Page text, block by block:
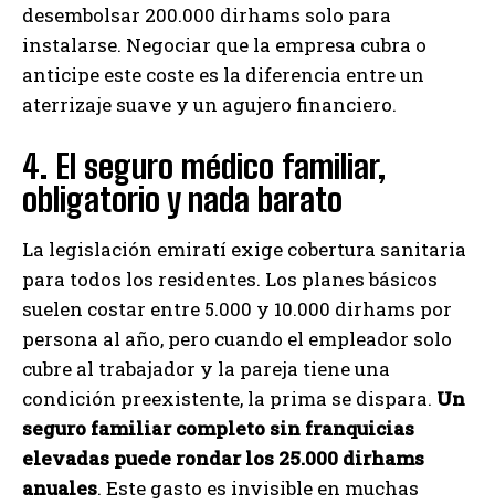
desembolsar 200.000 dirhams solo para
instalarse. Negociar que la empresa cubra o
anticipe este coste es la diferencia entre un
aterrizaje suave y un agujero financiero.
4. El seguro médico familiar,
obligatorio y nada barato
La legislación emiratí exige cobertura sanitaria
para todos los residentes. Los planes básicos
suelen costar entre 5.000 y 10.000 dirhams por
persona al año, pero cuando el empleador solo
cubre al trabajador y la pareja tiene una
condición preexistente, la prima se dispara. Un
seguro familiar completo sin franquicias
elevadas puede rondar los 25.000 dirhams
anuales. Este gasto es invisible en muchas